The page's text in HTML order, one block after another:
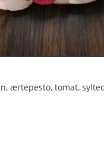
ærtepesto, tomat,